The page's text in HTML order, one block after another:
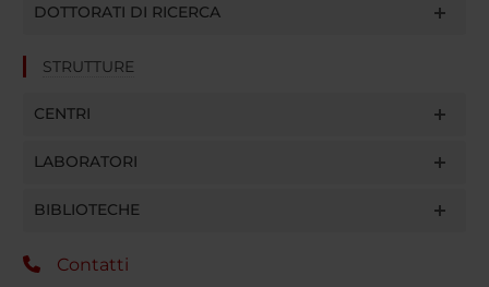
DOTTORATI DI RICERCA
STRUTTURE
CENTRI
LABORATORI
BIBLIOTECHE
Contatti